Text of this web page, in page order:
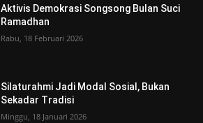
Aktivis Demokrasi Songsong Bulan Suci
Ramadhan
Rabu, 18 Februari 2026
Silaturahmi Jadi Modal Sosial, Bukan
Sekadar Tradisi
Minggu, 18 Januari 2026